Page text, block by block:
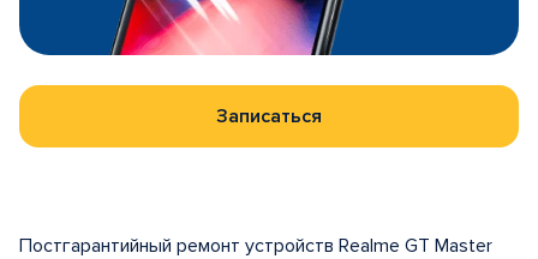
Записаться
Постгарантийный ремонт устройств Realme GT Master